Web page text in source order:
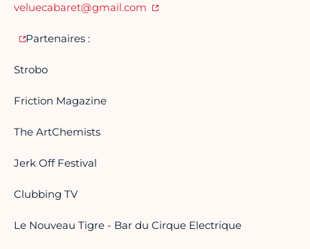
veluecabaret@gmail.com
Partenaires :
Strobo
Friction Magazine
The ArtChemists
Jerk Off Festival
Clubbing TV
Le Nouveau Tigre - Bar du Cirque Electrique